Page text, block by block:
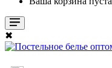
✖